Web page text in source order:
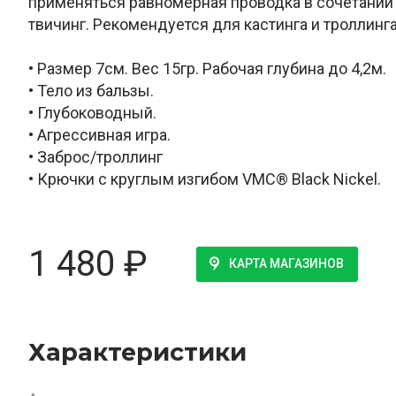
твичинг. Рекомендуется для кастинга и
• Размер 7см. Вес 15гр. Рабочая глубина до 4,2м.
• Тело из бальзы.
• Глубоководный.
• Агрессивная игра.
• Заброс/троллинг
• Крючки с круглым изгибом VMC® Black Nickel.
1 480 ₽ КАРТА МАГАЗИНОВ
Характеристики